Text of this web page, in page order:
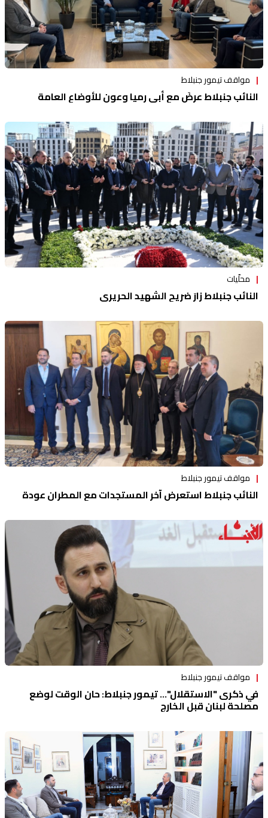
مواقف تيمور جنبلاط
النائب جنبلاط عرضَ مع أبي رميا وعون للأوضاع العامة
محلّيات
النائب جنبلاط زارَ ضريح الشهيد الحريري
مواقف تيمور جنبلاط
النائب جنبلاط استعرض آخر المستجدات مع المطران عودة
مواقف تيمور جنبلاط
في ذكرى "الاستقلال"… تيمور جنبلاط: حان الوقت لوضع
مصلحة لبنان قبل الخارج